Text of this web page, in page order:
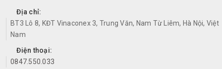
Địa chỉ:
BT3 Lô 8, KĐT Vinaconex 3, Trung Văn, Nam Từ Liêm, Hà Nội, Việt
Nam
Điện thoại:
0847.550.033